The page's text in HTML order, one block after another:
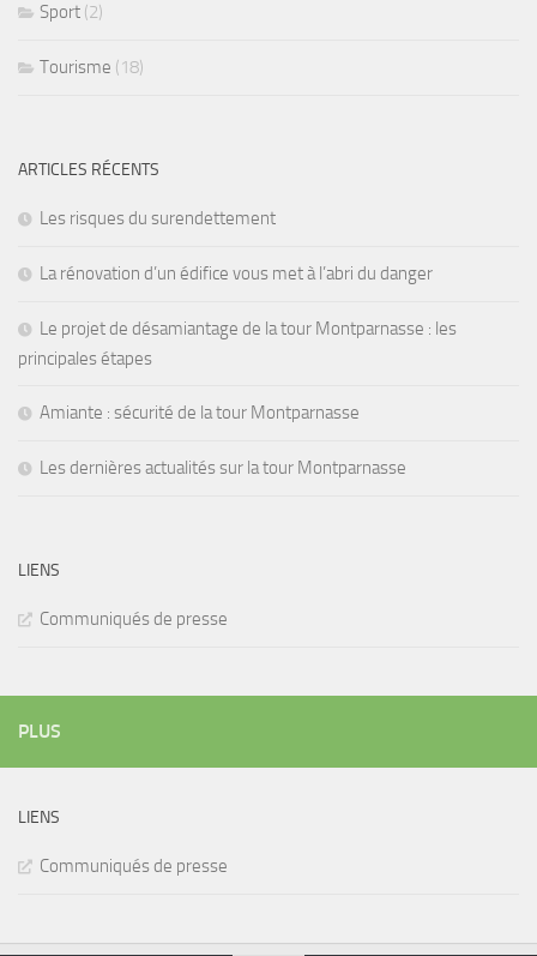
Sport (2)
Tourisme (18)
ARTICLES RÉCENTS
Les risques du surendettement
La rénovation d’un édifice vous met à l’abri du danger
Le projet de désamiantage de la tour Montparnasse : les
principales étapes
Amiante : sécurité de la tour Montparnasse
Les dernières actualités sur la tour Montparnasse
LIENS
Communiqués de presse
PLUS
LIENS
Communiqués de presse